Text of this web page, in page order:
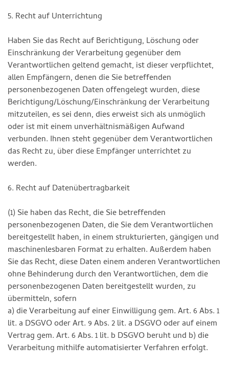
5. Recht auf Unterrichtung
Haben Sie das Recht auf Berichtigung, Löschung oder
Einschränkung der Verarbeitung gegenüber dem
Verantwortlichen geltend gemacht, ist dieser verpflichtet,
allen Empfängern, denen die Sie betreffenden
personenbezogenen Daten offengelegt wurden, diese
Berichtigung/Löschung/Einschränkung der Verarbeitung
mitzuteilen, es sei denn, dies erweist sich als unmöglich
oder ist mit einem unverhältnismäßigen Aufwand
verbunden. Ihnen steht gegenüber dem Verantwortlichen
das Recht zu, über diese Empfänger unterrichtet zu
werden.
6. Recht auf Datenübertragbarkeit
(1) Sie haben das Recht, die Sie betreffenden
personenbezogenen Daten, die Sie dem Verantwortlichen
bereitgestellt haben, in einem strukturierten, gängigen und
maschinenlesbaren Format zu erhalten. Außerdem haben
Sie das Recht, diese Daten einem anderen Verantwortlichen
ohne Behinderung durch den Verantwortlichen, dem die
personenbezogenen Daten bereitgestellt wurden, zu
übermitteln, sofern
a) die Verarbeitung auf einer Einwilligung gem. Art. 6 Abs. 1
lit. a DSGVO oder Art. 9 Abs. 2 lit. a DSGVO oder auf einem
Vertrag gem. Art. 6 Abs. 1 lit. b DSGVO beruht und b) die
Verarbeitung mithilfe automatisierter Verfahren erfolgt.